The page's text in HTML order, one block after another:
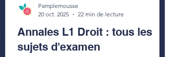
Annales L1 Droit : tous les
sujets d'examen
Pamplemousse
20 oct. 2025
22 min de lecture